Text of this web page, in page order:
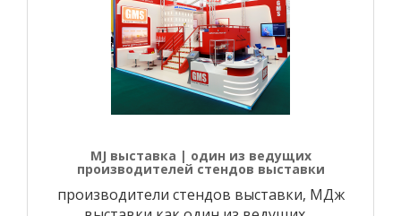
MJ выставка | один из ведущих
производителей стендов выставки
производители стендов выставки, МДж